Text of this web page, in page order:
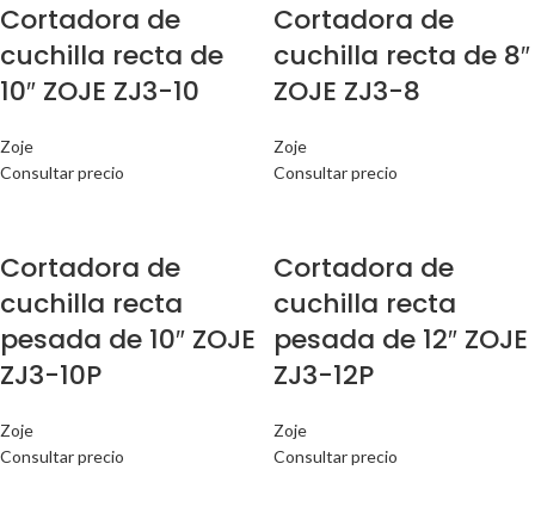
Cortadora de
cuchilla recta de
10″ ZOJE ZJ3-10
Zoje
Consultar precio
Cortadora de
cuchilla recta de 8″
ZOJE ZJ3-8
Zoje
Consultar precio
Cortadora de
cuchilla recta
pesada de 10″ ZOJE
ZJ3-10P
Zoje
Consultar precio
Cortadora de
cuchilla recta
pesada de 12″ ZOJE
ZJ3-12P
Zoje
Consultar precio